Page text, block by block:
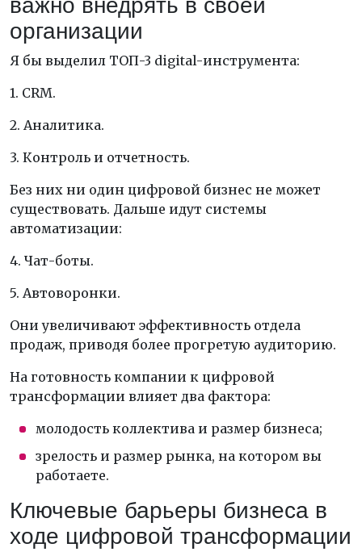
организации
Я бы выделил ТОП-3 digital-инструмента:
1. CRM.
2. Аналитика.
3. Контроль и отчетность.
Без них ни один цифровой бизнес не может
существовать. Дальше идут системы
автоматизации:
4. Чат-боты.
5. Автоворонки.
Они увеличивают эффективность отдела
продаж, приводя более прогретую аудиторию.
На готовность компании к цифровой
трансформации влияет два фактора:
молодость коллектива и размер бизнеса;
зрелость и размер рынка, на котором вы
работаете.
Ключевые барьеры бизнеса в
ходе цифровой трансформации